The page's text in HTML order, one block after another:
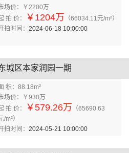
场价：￥2200万
拍 价：
￥1204万
（66034.11元/m²）
拍时间：2024-06-18 10:00:00
城区本家润园一期
积：88.18m²
场价：￥930万
拍 价：
￥579.26万
（65690.63
/m²）
拍时间：2024-05-21 10:00:00